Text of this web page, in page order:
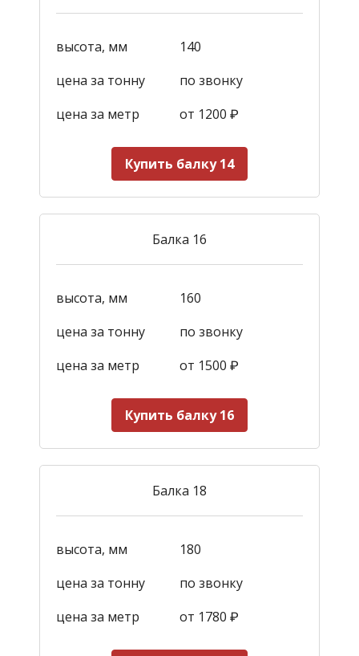
высота, мм
140
цена за тонну
по звонку
цена за метр
от 1200 ₽
Купить балку 14
Балка 16
высота, мм
160
цена за тонну
по звонку
цена за метр
от 1500 ₽
Купить балку 16
Балка 18
высота, мм
180
цена за тонну
по звонку
цена за метр
от 1780 ₽